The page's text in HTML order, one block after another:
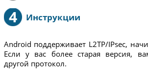
4 Инструкции
Android поддерживает L2TP/IPsec,
Если у вас более старая версия,
другой протокол.